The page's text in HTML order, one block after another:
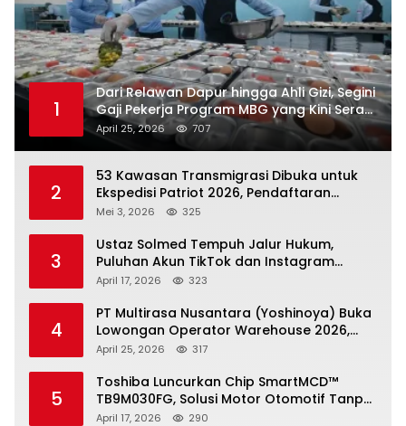
1
Dari Relawan Dapur hingga Ahli Gizi, Segini
Gaji Pekerja Program MBG yang Kini Serap
Hampir Sejuta Tenaga Kerja
April 25, 2026 707
2
53 Kawasan Transmigrasi Dibuka untuk
Ekspedisi Patriot 2026, Pendaftaran
Ditutup 21 Mei
Mei 3, 2026 325
3
Ustaz Solmed Tempuh Jalur Hukum,
Puluhan Akun TikTok dan Instagram
Dilaporkan atas Tuduhan Fitnah
April 17, 2026 323
4
PT Multirasa Nusantara (Yoshinoya) Buka
Lowongan Operator Warehouse 2026,
Penempatan CK Bekasi
April 25, 2026 317
5
Toshiba Luncurkan Chip SmartMCD™
TB9M030FG, Solusi Motor Otomotif Tanpa
Sensor di Kecepatan Nol
April 17, 2026 290